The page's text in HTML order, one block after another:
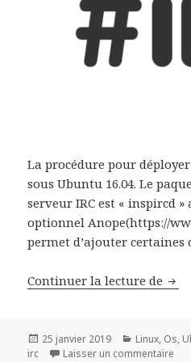
La procédure pour
sous Ubuntu 16.04. Le
serveur IRC est « inspircd
optionnel Anope(https://
permet d’ajouter
Continuer la lecture de
Publié
25 janvier 2019 Catégories
Linux, Os,
irc
Laisser un commentaire